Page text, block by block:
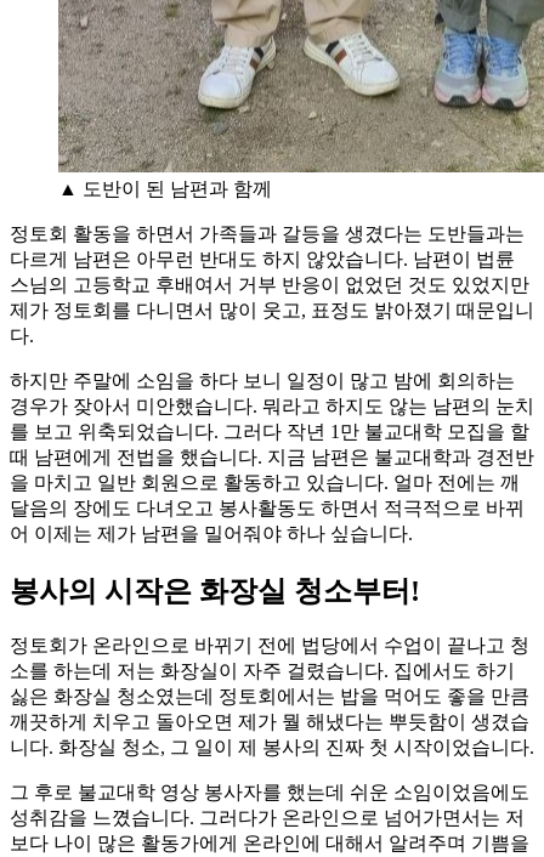
▲ 도반이 된 남편과 함께
정토회 활동을 하면서 가족들과 갈등을 생겼다는 도반들과는
다르게 남편은 아무런 반대도 하지 않았습니다. 남편이 법륜
스님의 고등학교 후배여서 거부 반응이 없었던 것도 있었지만
제가 정토회를 다니면서 많이 웃고, 표정도 밝아졌기 때문입니
다.
하지만 주말에 소임을 하다 보니 일정이 많고 밤에 회의하는
경우가 잦아서 미안했습니다. 뭐라고 하지도 않는 남편의 눈치
를 보고 위축되었습니다. 그러다 작년 1만 불교대학 모집을 할
때 남편에게 전법을 했습니다. 지금 남편은 불교대학과 경전반
을 마치고 일반 회원으로 활동하고 있습니다. 얼마 전에는 깨
달음의 장에도 다녀오고 봉사활동도 하면서 적극적으로 바뀌
어 이제는 제가 남편을 밀어줘야 하나 싶습니다.
봉사의 시작은 화장실 청소부터!
정토회가 온라인으로 바뀌기 전에 법당에서 수업이 끝나고 청
소를 하는데 저는 화장실이 자주 걸렸습니다. 집에서도 하기
싫은 화장실 청소였는데 정토회에서는 밥을 먹어도 좋을 만큼
깨끗하게 치우고 돌아오면 제가 뭘 해냈다는 뿌듯함이 생겼습
니다. 화장실 청소, 그 일이 제 봉사의 진짜 첫 시작이었습니다.
그 후로 불교대학 영상 봉사자를 했는데 쉬운 소임이었음에도
성취감을 느꼈습니다. 그러다가 온라인으로 넘어가면서는 저
보다 나이 많은 활동가에게 온라인에 대해서 알려주며 기쁨을